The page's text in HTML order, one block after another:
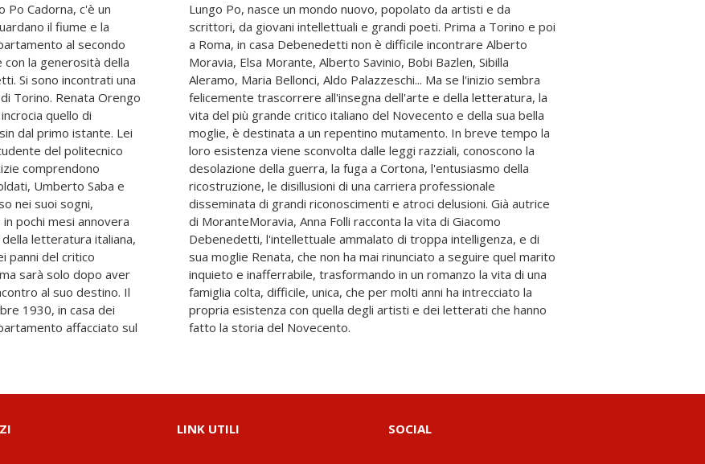
Po Cadorna, c'è un
il fiume e la
al secondo
con la generosità della
Si sono incontrati una
Torino. Renata Orengo
quello di
dal primo istante. Lei
del politecnico
comprendono
Umberto Saba e
nei suoi sogni,
pochi mesi annovera
letteratura italiana,
panni del critico
sarà solo dopo aver
al suo destino. Il
1930, in casa dei
affacciato sul
da artisti e da
Prima a Torino e poi
incontrare Alberto
Bobi Bazlen, Sibilla
Ma se l'inizio sembra
e della letteratura, la
e della sua bella
In breve tempo la
conoscono la
l'entusiasmo della
professionale
Già autrice
la vita di Giacomo
intelligenza, e di
quel marito
romanzo la vita di una
anni ha intrecciato la
letterati che hanno
fatto la storia del Novecento.
LINK UTILI SOCIAL